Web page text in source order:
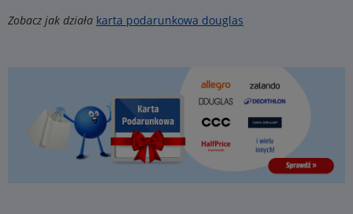
Zobacz jak działa karta podarunkowa douglas